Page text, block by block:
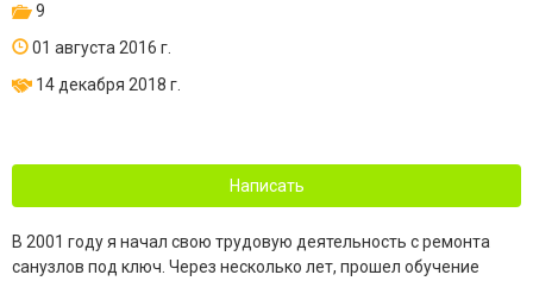
9
01 августа 2016 г.
14 декабря 2018 г.
Написать
В 2001 году я начал свою трудовую деятельность с ремонта
санузлов под ключ. Через несколько лет, прошел обучение